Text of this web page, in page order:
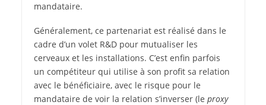
mandataire.
Généralement, ce partenariat est réalisé dans le
cadre d’un volet R&D pour mutualiser les
cerveaux et les installations. C’est enfin parfois
un compétiteur qui utilise à son profit sa relation
avec le bénéficiaire, avec le risque pour le
mandataire de voir la relation s’inverser (le proxy